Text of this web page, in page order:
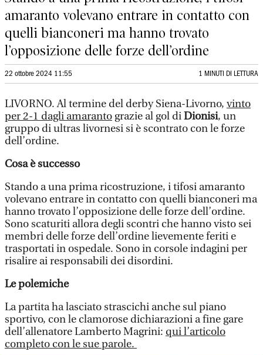
amaranto volevano entrare in contatto con
quelli bianconeri ma hanno trovato
l’opposizione delle forze dell’ordine
22 ottobre 2024 11:55 1 MINUTI DI LETTURA
LIVORNO. Al termine del derby Siena-Livorno, vinto
per 2-1 dagli amaranto grazie al gol diDionisi, un
gruppo di ultras livornesi si è scontrato con le forze
dell’ordine.
Cosa è successo
Stando a una prima ricostruzione, i tifosi amaranto
volevano entrare in contatto con quelli bianconeri ma
hanno trovato l’opposizione delle forze dell’ordine.
Sono scaturiti allora degli scontri che hanno visto sei
membri delle forze dell’ordine lievemente feriti e
trasportati in ospedale. Sono in corsole indagini per
risalire ai responsabili dei disordini.
Le polemiche
La partita ha lasciato strascichi anche sul piano
sportivo, con le clamorose dichiarazioni a fine gare
dell’allenatore Lamberto Magrini: qui l’articolo
completo con le sue parole.